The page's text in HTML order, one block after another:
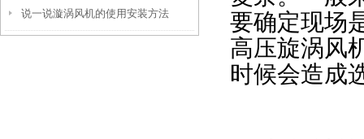
解决方法
说一说漩涡风机的使用安装方法
要确定现场
高压旋涡风
时候会造